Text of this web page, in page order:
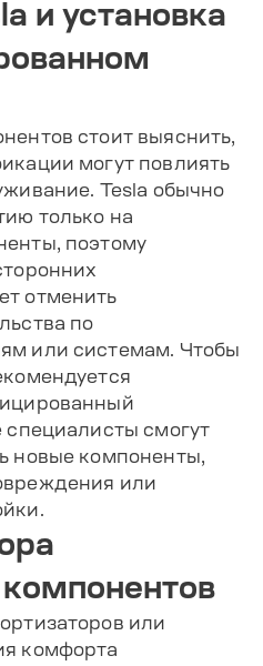
и установка
стоит выяснить,
могут повлиять
Tesla обычно
только на
поэтому
отменить
по
или системам. Чтобы
специалисты смогут
новые компоненты,
или
или
комфорта